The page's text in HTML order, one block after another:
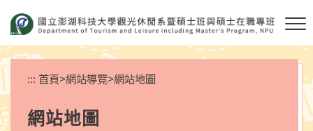
要
內
容
區
塊
::: 首頁>網站導覽>網站地圖
網站地圖